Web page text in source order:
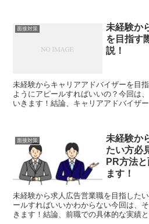
面接対策
未経験か
を目指す
説！
未経験からキャリアアドバイザーを目
ようにアピールすればいいの？今回は
いきます！結論、キャリアアドバイザ
面接対策
未経験か
たい方必
PR方法
ます！
未経験から求人広告営業職を目指した
ールすればいいかわからない今回は、
きます！結論、前職での具体的な実績